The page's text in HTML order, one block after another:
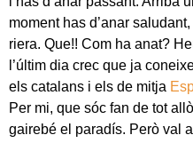
moment has d’anar
riera. Que!! Com ha anat?
l’últim dia crec que ja
els catalans i els de mitja
Per mi, que sóc fan de tot
gairebé el paradís. Però val